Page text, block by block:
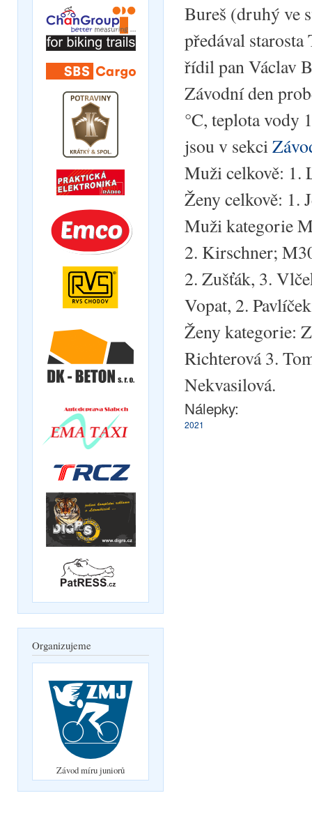
Organizujeme
Závod míru juniorů
Bureš (druhý ve
předával starosta
řídil pan Václav
Závodní den
°C, teplota vody
jsou v sekci
Muži celkově: 1.
Ženy celkově: 1.
Muži kategorie
2. Kirschner;
2. Zušťák, 3.
Vopat, 2.
Ženy kategorie:
Richterová 3.
Nekvasilová.
Nálepky:
2021